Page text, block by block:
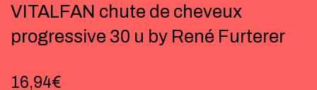
VITALFAN chute de cheveux
progressive 30 u by René Furterer
16,94€